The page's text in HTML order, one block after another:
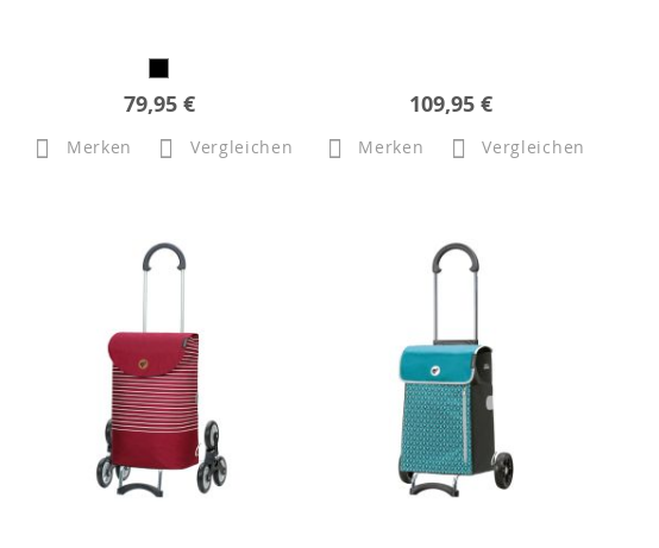
79,95 €
Merken Vergleichen
109,95 €
Merken Vergleichen